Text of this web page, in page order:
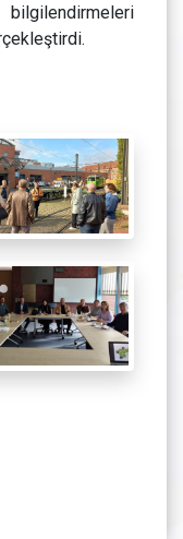
bilgilendirmeleri